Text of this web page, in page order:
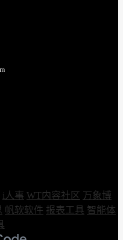
i人事 WT内容社区 万象博
帆软软件 报表工具 智能体